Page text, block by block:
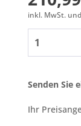
inkl. MwSt.
Senden Sie
Ihr